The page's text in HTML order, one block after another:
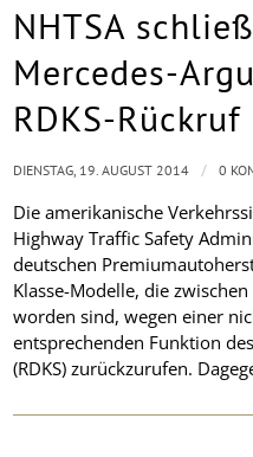
NHTSA
Mercedes-
RDKS-
Die amerikanische
Highway Traffic Safety
deutschen
Klasse-Modelle, die
worden sind, wegen einer
entsprechenden Funktion
(RDKS) zurückzurufen.
DIENSTAG, 19. AUGUST 2014 / 0